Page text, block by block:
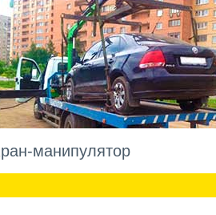
манипулятор